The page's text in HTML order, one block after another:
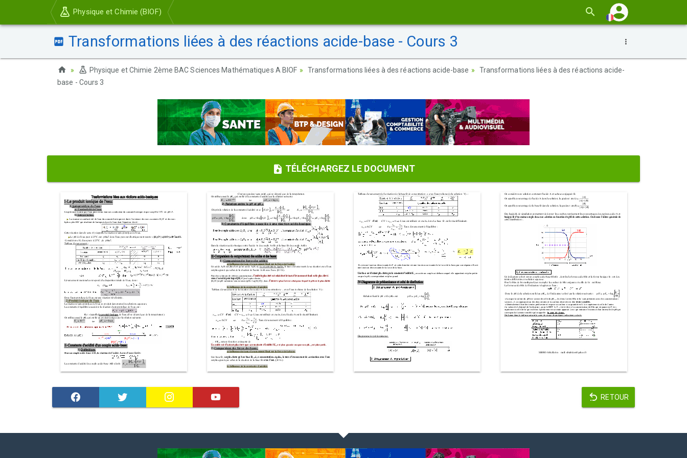
Physique et Chimie (BIOF)
Transformations liées à des réactions acide-base - Cours 3
Physique et Chimie 2ème BAC Sciences Mathématiques A BIOF Transformations liées à des réactions acide-base
Transformations liées à des réactions acide-
base - Cours 3
TÉLÉCHARGEZ LE DOCUMENT
RETOUR